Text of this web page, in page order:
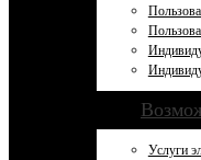
Услуги